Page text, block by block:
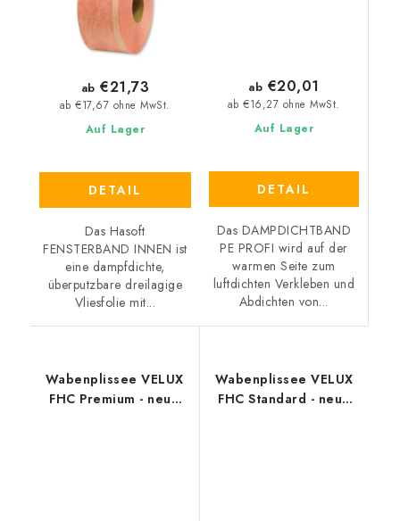
Auf Lager
ab €17,67 ohne MwSt.
ab €21,73
DETAIL
Das Hasoft
FENSTERBAND INNEN ist
eine dampfdichte,
überputzbare dreilagige
Vliesfolie mit...
Auf Lager
ab €16,27 ohne MwSt.
ab €20,01
DETAIL
Das DAMPDICHTBAND
PE PROFI wird auf der
warmen Seite zum
luftdichten Verkleben und
Abdichten von...
Wabenplissee VELUX
FHC Premium - neue
Wabenplissee VELUX
FHC Standard - neue